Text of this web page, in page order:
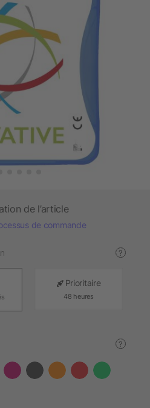
de l’article
de commande
?
Prioritaire
48 heures
?